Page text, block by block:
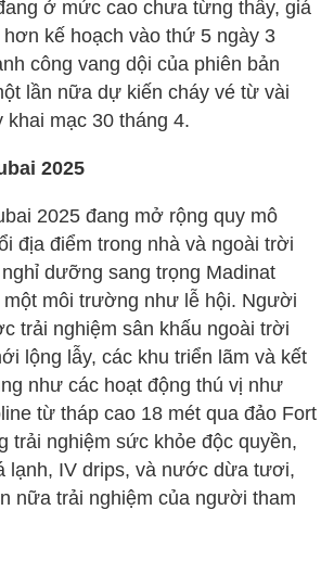
ở mức cao chưa từng thấy, giá
kế hoạch vào thứ 5 ngày 3
công vang dội của phiên bản
lần nữa dự kiến cháy vé từ vài
mạc 30 tháng 4.
2025
2025 đang mở rộng quy mô
địa điểm trong nhà và ngoài trời
dưỡng sang trọng Madinat
một môi trường như lễ hội. Người
trải nghiệm sân khấu ngoài trời
lộng lẫy, các khu triển lãm và kết
như các hoạt động thú vị như
từ tháp cao 18 mét qua đảo Fort
trải nghiệm sức khỏe độc quyền,
lạnh, IV drips, và nước dừa tươi,
nữa trải nghiệm của người tham